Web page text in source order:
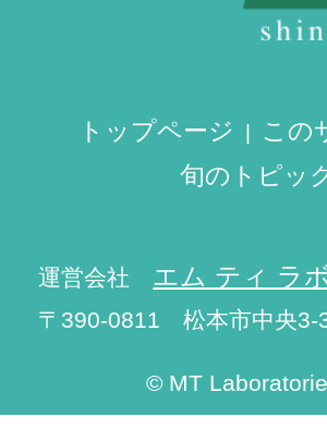
トップページ
この
旬のトピッ
運営会社 エム ティ ラ
〒390-0811 松本市中央3-
© MT